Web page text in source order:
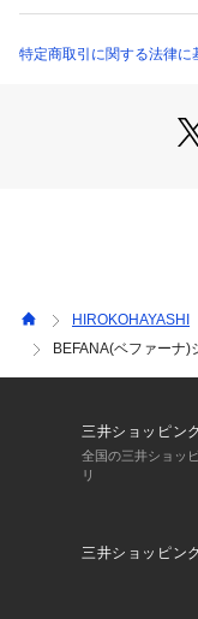
して肩掛けまでお持
※揉んでシワを出して
特定商取引に関する法律に
HIROKOHAYASHI
BEFANA(ベファーナ)
三井ショッピン
全国の三井ショッ
リ
三井ショッピン